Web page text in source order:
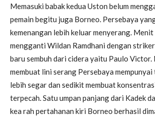
Memasuki babak kedua Uston belum
pemain begitu juga Borneo. Persebaya
kemenangan lebih keluar menyerang.
mengganti Wildan Ramdhani dengan
baru sembuh dari cidera yaitu Paulo
membuat lini serang Persebaya
lebih segar dan sedikit membuat
terpecah. Satu umpan panjang dari Kadek
kea rah pertahanan kiri Borneo berhasil